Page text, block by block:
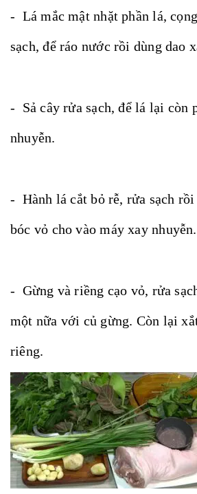
- Lá mắc mật nhặt phần lá,
sạch, để ráo nước rồi dùng dao
- Sả cây rửa sạch, để lá lại còn
nhuyễn.
- Hành lá cắt bỏ rễ, rửa sạch
bóc vỏ cho vào máy xay nhuyễn.
- Gừng và riềng cạo vỏ, rửa
một nữa với củ gừng. Còn lại
riêng.